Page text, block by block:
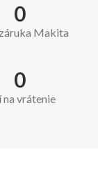
0
Makita
0
na vrátenie